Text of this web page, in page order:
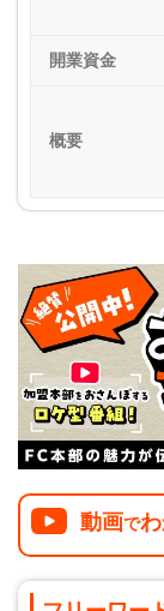
開業資金
概要
動画で